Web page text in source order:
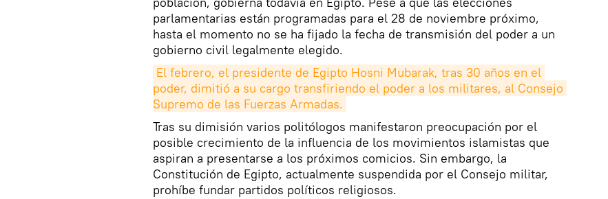
parlamentarias están programadas para el 28 de noviembre próximo,
hasta el momento no se ha fijado la fecha de transmisión del poder a un
gobierno civil legalmente elegido.
El febrero, el presidente de Egipto Hosni Mubarak, tras 30 años en el
poder, dimitió a su cargo transfiriendo el poder a los militares, al Consejo
Supremo de las Fuerzas Armadas.
Tras su dimisión varios politólogos manifestaron preocupación por el
posible crecimiento de la influencia de los movimientos islamistas que
aspiran a presentarse a los próximos comicios. Sin embargo, la
Constitución de Egipto, actualmente suspendida por el Consejo militar,
prohíbe fundar partidos políticos religiosos.